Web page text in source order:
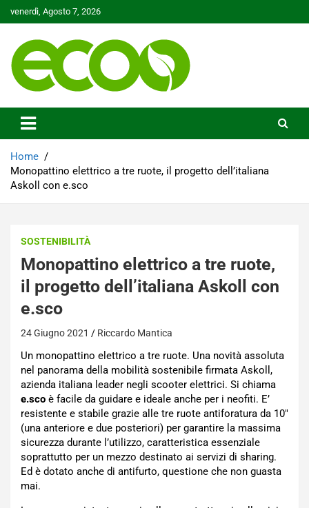
to
venerdì, Agosto 7, 2026
Ecoo.it
Home
Monopattino elettrico a tre ruote, il progetto dell’italiana
Askoll con e.sco
SOSTENIBILITÀ
Monopattino elettrico a tre ruote,
il progetto dell’italiana Askoll con
e.sco
24 Giugno 2021 Riccardo Mantica
Un monopattino elettrico a tre ruote. Una novità assoluta
nel panorama della mobilità sostenibile firmata Askoll,
azienda italiana leader negli scooter elettrici. Si chiama
e.sco è facile da guidare e ideale anche per i neofiti. E’
resistente e stabile grazie alle tre ruote antiforatura da 10″
(una anteriore e due posteriori) per garantire la massima
sicurezza durante l’utilizzo, caratteristica essenziale
soprattutto per un mezzo destinato ai servizi di sharing.
Ed è dotato anche di antifurto, questione che non guasta
mai.